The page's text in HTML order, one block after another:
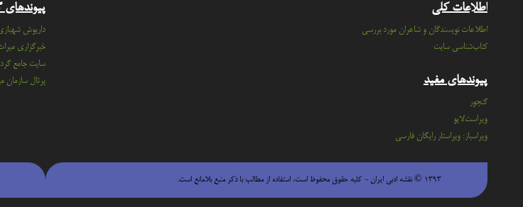
اطلاعات کلی
اطلاعات نویسندگان و شاعران مورد بررسی
کتاب‌شناسی سایت
پیوندهای مفید
گنجور
ویراست‌لایو
ویراسباز: ویراستار رایگان فارسی
داریوش
خبرگزاری
سايت جامع
پرتال
۱۳۹۳ © نقشه ادبی ایران - كليه حقوق محفوظ است، استفاده از مطالب با ذكر منبع بلامانع است.